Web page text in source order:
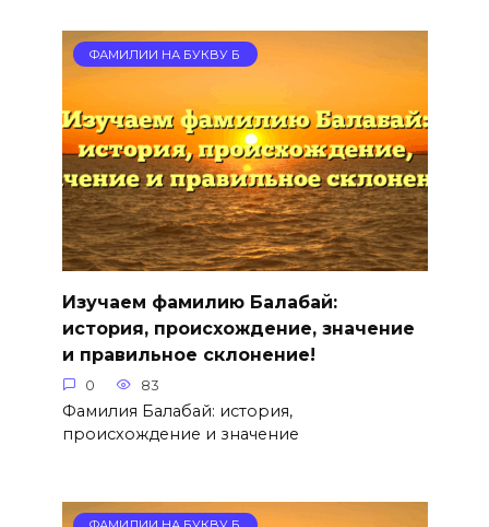
ФАМИЛИИ НА БУКВУ Б
Изучаем фамилию Балабай:
история, происхождение, значение
и правильное склонение!
0 83
Фамилия Балабай: история,
происхождение и значение